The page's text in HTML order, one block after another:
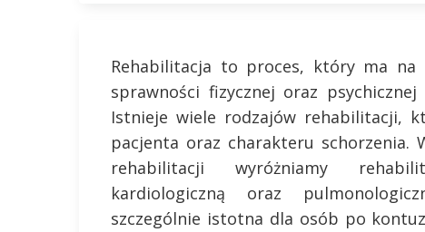
Rehabilitacja to proces, który ma na
sprawności fizycznej oraz
Istnieje wiele rodzajów rehabilitacji,
pacjenta oraz charakteru schorzenia.
rehabilitacji wyróżniamy
kardiologiczną oraz
szczególnie istotna dla osób po